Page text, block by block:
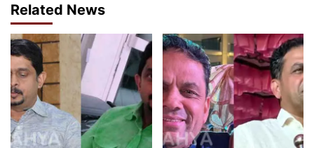
Related News